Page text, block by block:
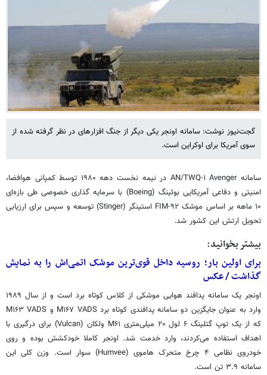
گجت‌نیوز نوشت: سامانه اونجر یکی دیگر از جنگ افزارهای در نظر گرفته شده از
سوی آمریکا برای اوکراین است.
سامانه AN/TWQ-۱ Avenger در نیمه نخست دهه ۱۹۸۰ توسط کمپانی هوافضا،
امنیتی و دفاعی آمریکایی بوئینگ (Boeing) با سرمایه گذاری خصوصی طی بازه‌ای
۱۰ ماهه بر اساس موشک FIM-۹۲ استینگر (Stinger) توسعه و سپس برای ارزیابی
تحویل ارتش این کشور شد.
بیشتر بخوانید:
برای اولین بار؛‌ روسیه داخل قوی‌ترین موشک اتمی‌اش را به نمایش
گذاشت / عکس
اونجر یک سامانه پدافند هوایی موشکی از کلاس کوتاه برد است و از سال ۱۹۸۹
وارد به عنوان جایگزین دو سامانه پدافندی کوتاه برد M۱۶۷ VADS و M۱۶۳ VADS
که از یک توپ گتلینگ ۶ لول ۲۰ میلی‌متری M۶۱ ولکان (Vulcan) برای درگیری با
اهداف استفاده می‌کردند، وارد خدمت شد. اونجر کاملا خودکشش بوده و روی
خودروی نظامی ۴ چرخ متحرک هاموی (Humvee) سوار است. وزن کلی این
سامانه ۳.۹ تن است.